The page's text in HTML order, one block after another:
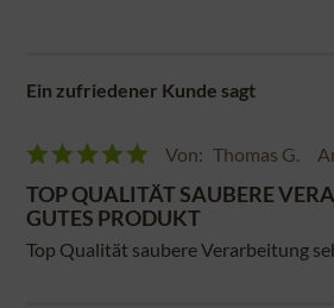
Ein zufriedener Kunde sagt
Von: Thomas G.
TOP QUALITÄT SAUBERE
GUTES PRODUKT
Top Qualität saubere Verarbeitung